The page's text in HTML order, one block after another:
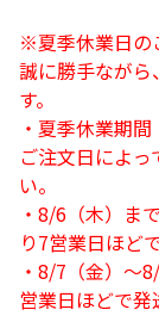
※夏季休業日
誠に勝手なが
す。
・夏季休業期
ご注文日によ
い。
・8/6（木）ま
り7営業日ほど
・8/7（金）～
営業日ほどで発